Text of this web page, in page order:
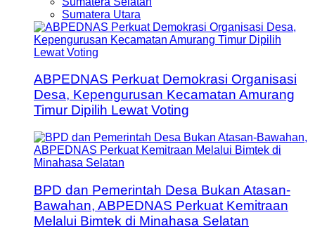
Sumatera Utara
ABPEDNAS Perkuat Demokrasi Organisasi
Desa, Kepengurusan Kecamatan Amurang
Timur Dipilih Lewat Voting
BPD dan Pemerintah Desa Bukan Atasan-
Bawahan, ABPEDNAS Perkuat Kemitraan
Melalui Bimtek di Minahasa Selatan